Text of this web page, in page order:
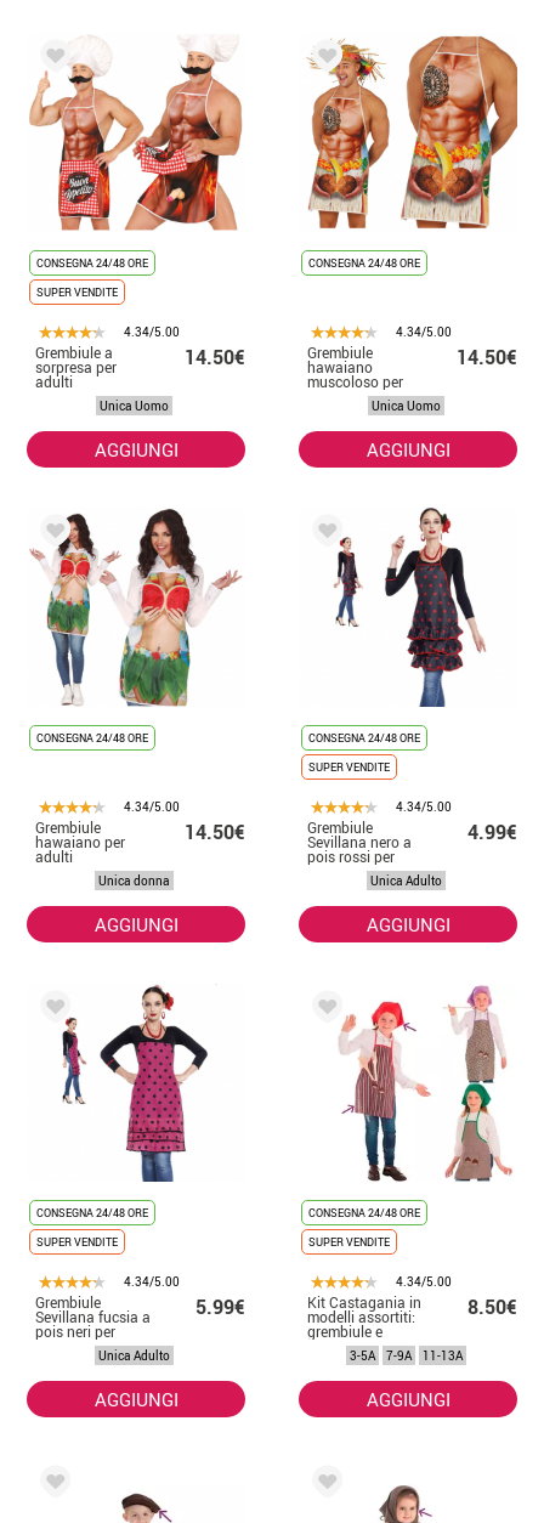
CONSEGNA 24/48 ORE
SUPER VENDITE
4.34/5.00
Grembiule a
sorpresa per
adulti
14.50€
Unica Uomo
AGGIUNGI
CONSEGNA 24/48 ORE
4.34/5.00
Grembiule
hawaiano
muscoloso per
14.50€
Unica Uomo
AGGIUNGI
CONSEGNA 24/48 ORE
4.34/5.00
Grembiule
hawaiano per
adulti
14.50€
Unica donna
AGGIUNGI
CONSEGNA 24/48 ORE
SUPER VENDITE
4.34/5.00
Grembiule
Sevillana nero a
pois rossi per
adulto
4.99€
Unica Adulto
AGGIUNGI
CONSEGNA 24/48 ORE
SUPER VENDITE
4.34/5.00
Grembiule
Sevillana fucsia a
pois neri per
adulto
5.99€
Unica Adulto
AGGIUNGI
CONSEGNA 24/48 ORE
SUPER VENDITE
4.34/5.00
Kit Castagania in
modelli assortiti:
grembiule e
cappuccio
8.50€
3-5A 7-9A 11-13A
AGGIUNGI